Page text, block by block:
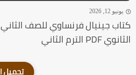
يونيو 12, 2026
كتاب جينيال فرنساوي للصف الثاني
الثانوي PDF الترم الثاني